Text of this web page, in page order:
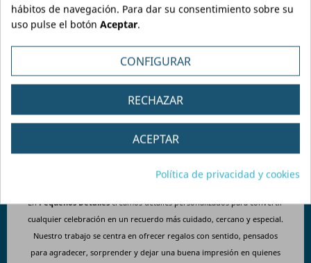
y acabado de protección brillo de Ø 59 mm.
y mensaje de agradecimiento por 0,40€/ud.
losabrebotellascolocados dentro de las bolsitas de
EnPequeños Detallescreamos detalles personalizados para convertir
cualquier celebración en un recuerdo más cuidado, cercano y especial.
Nuestro trabajo se centra en ofrecer regalos con sentido, pensados
para agradecer, sorprender y dejar una buena impresión en quienes
hábitos de navegación. Para dar su consentimiento sobre su
uso pulse el botón Aceptar.
CONFIGURAR
RECHAZAR
ACEPTAR
Política de privacidad y cookies